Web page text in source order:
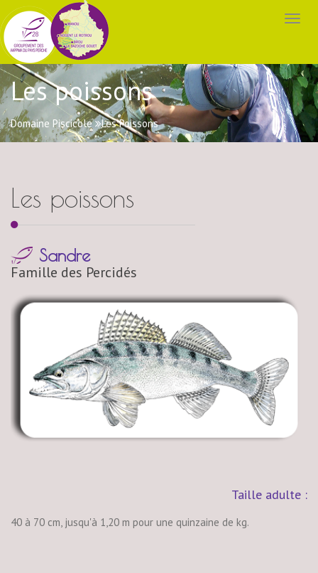
Les poissons
Domaine Piscicole Les Poissons
Les poissons
Sandre
Famille des Percidés
Taille adulte :
40 à 70 cm, jusqu'à 1,20 m pour une quinzaine de kg.